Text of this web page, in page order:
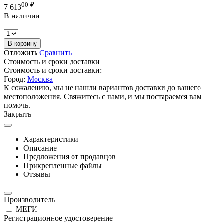
7 61300 ₽
В наличии
В корзину
Отложить Сравнить
Стоимость и сроки доставки
Стоимость и сроки доставки:
Город: Москва
К сожалению, мы не нашли вариантов доставки до вашего
местоположения. Свяжитесь с нами, и мы постараемся вам
помочь.
Закрыть
Характеристики
Описание
Предложения от продавцов
Прикрепленные файлы
Отзывы
Производитель
МЕГИ
Регистрационное удостоверение